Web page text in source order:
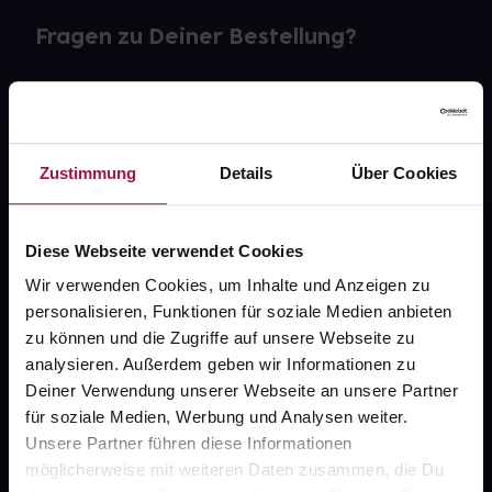
Zustimmung Details Über Cookies
Diese Webseite verwendet Cookies
Wir verwenden Cookies, um Inhalte und Anzeigen zu
personalisieren, Funktionen für soziale Medien anbieten
zu können und die Zugriffe auf unsere Webseite zu
analysieren. Außerdem geben wir Informationen zu
Deiner Verwendung unserer Webseite an unsere Partner
für soziale Medien, Werbung und Analysen weiter.
Unsere Partner führen diese Informationen
möglicherweise mit weiteren Daten zusammen, die Du
Fragen zu Deiner Bestellung?
FAQ
Widerrufsformular
gesund.de
Über uns
Karriere
Newsletter
Barrierefreiheitserklärung